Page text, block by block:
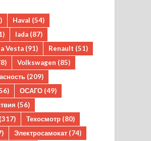
Haval (54)
lada (87)
Vesta (91) Renault (51)
Volkswagen (85)
(209)
ОСАГО (49)
(56)
(317) Техосмотр (80)
Электросамокат (74)